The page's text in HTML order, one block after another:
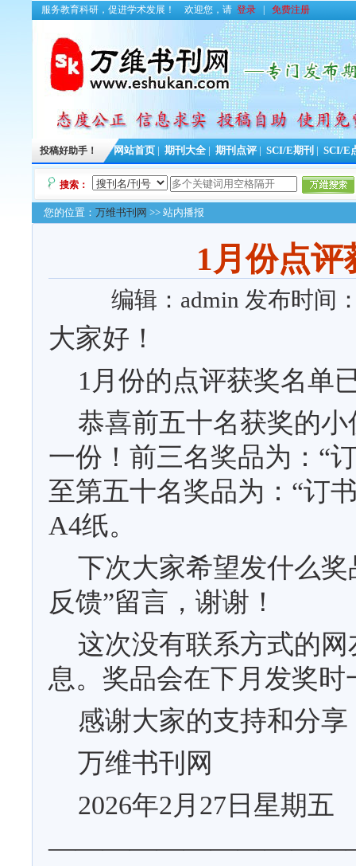
服务教育科研，促进学术发展！ 欢迎您，请 登录 免费注册
投稿好助手！ 网站首页 期刊大全 期刊点评 SCI/E期刊 SCI/E
搜索：
您的位置： 万维书刊网 >> 站内播报
1月份点评
编辑：admin 发布时间
大家好！
1 月份的点评获奖名单
恭喜前五十名获奖的
一份！前三名奖品为： “
至第五十名奖品为：“订
A4纸。
下次大家希望发什么
反馈”留言，谢谢！
这次没有联系方式的
息。奖品会在下月发奖时
感谢大家的支持和分享
万维书刊网
2026年2月 27 日星期五